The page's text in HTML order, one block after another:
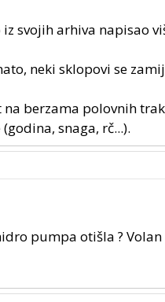
svojih arhiva napisao
neki sklopovi se
berzama polovnih
snaga, rč...).
pumpa otišla ? Volan